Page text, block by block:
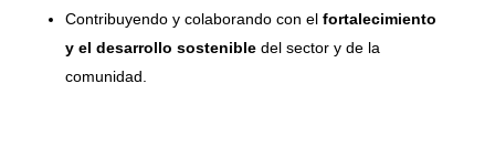
Contribuyendo y colaborando con elfortalecimiento
y el desarrollo sostenibledel sector y de la
comunidad.